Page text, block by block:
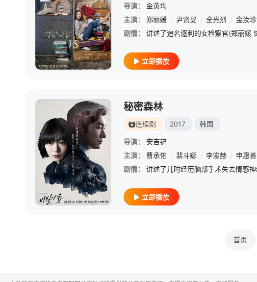
导演：
金英均
主演：
郑丽媛 / 尹贤旻 / 全光烈 / 金汝珍
剧情：
立即播放
秘密森林
连续剧 2017 韩国
导演：
安吉镐
主演：
曹承佑 / 裴斗娜 / 李浚赫 / 申惠善
剧情：
立即播放
首页